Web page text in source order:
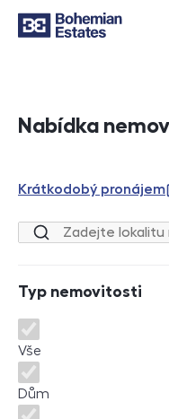
Nabídka
Krátkodobý pronájem
Lokalita nebo ulice
Typ nemovitosti
Typ nemovitosti
Vše
Dům